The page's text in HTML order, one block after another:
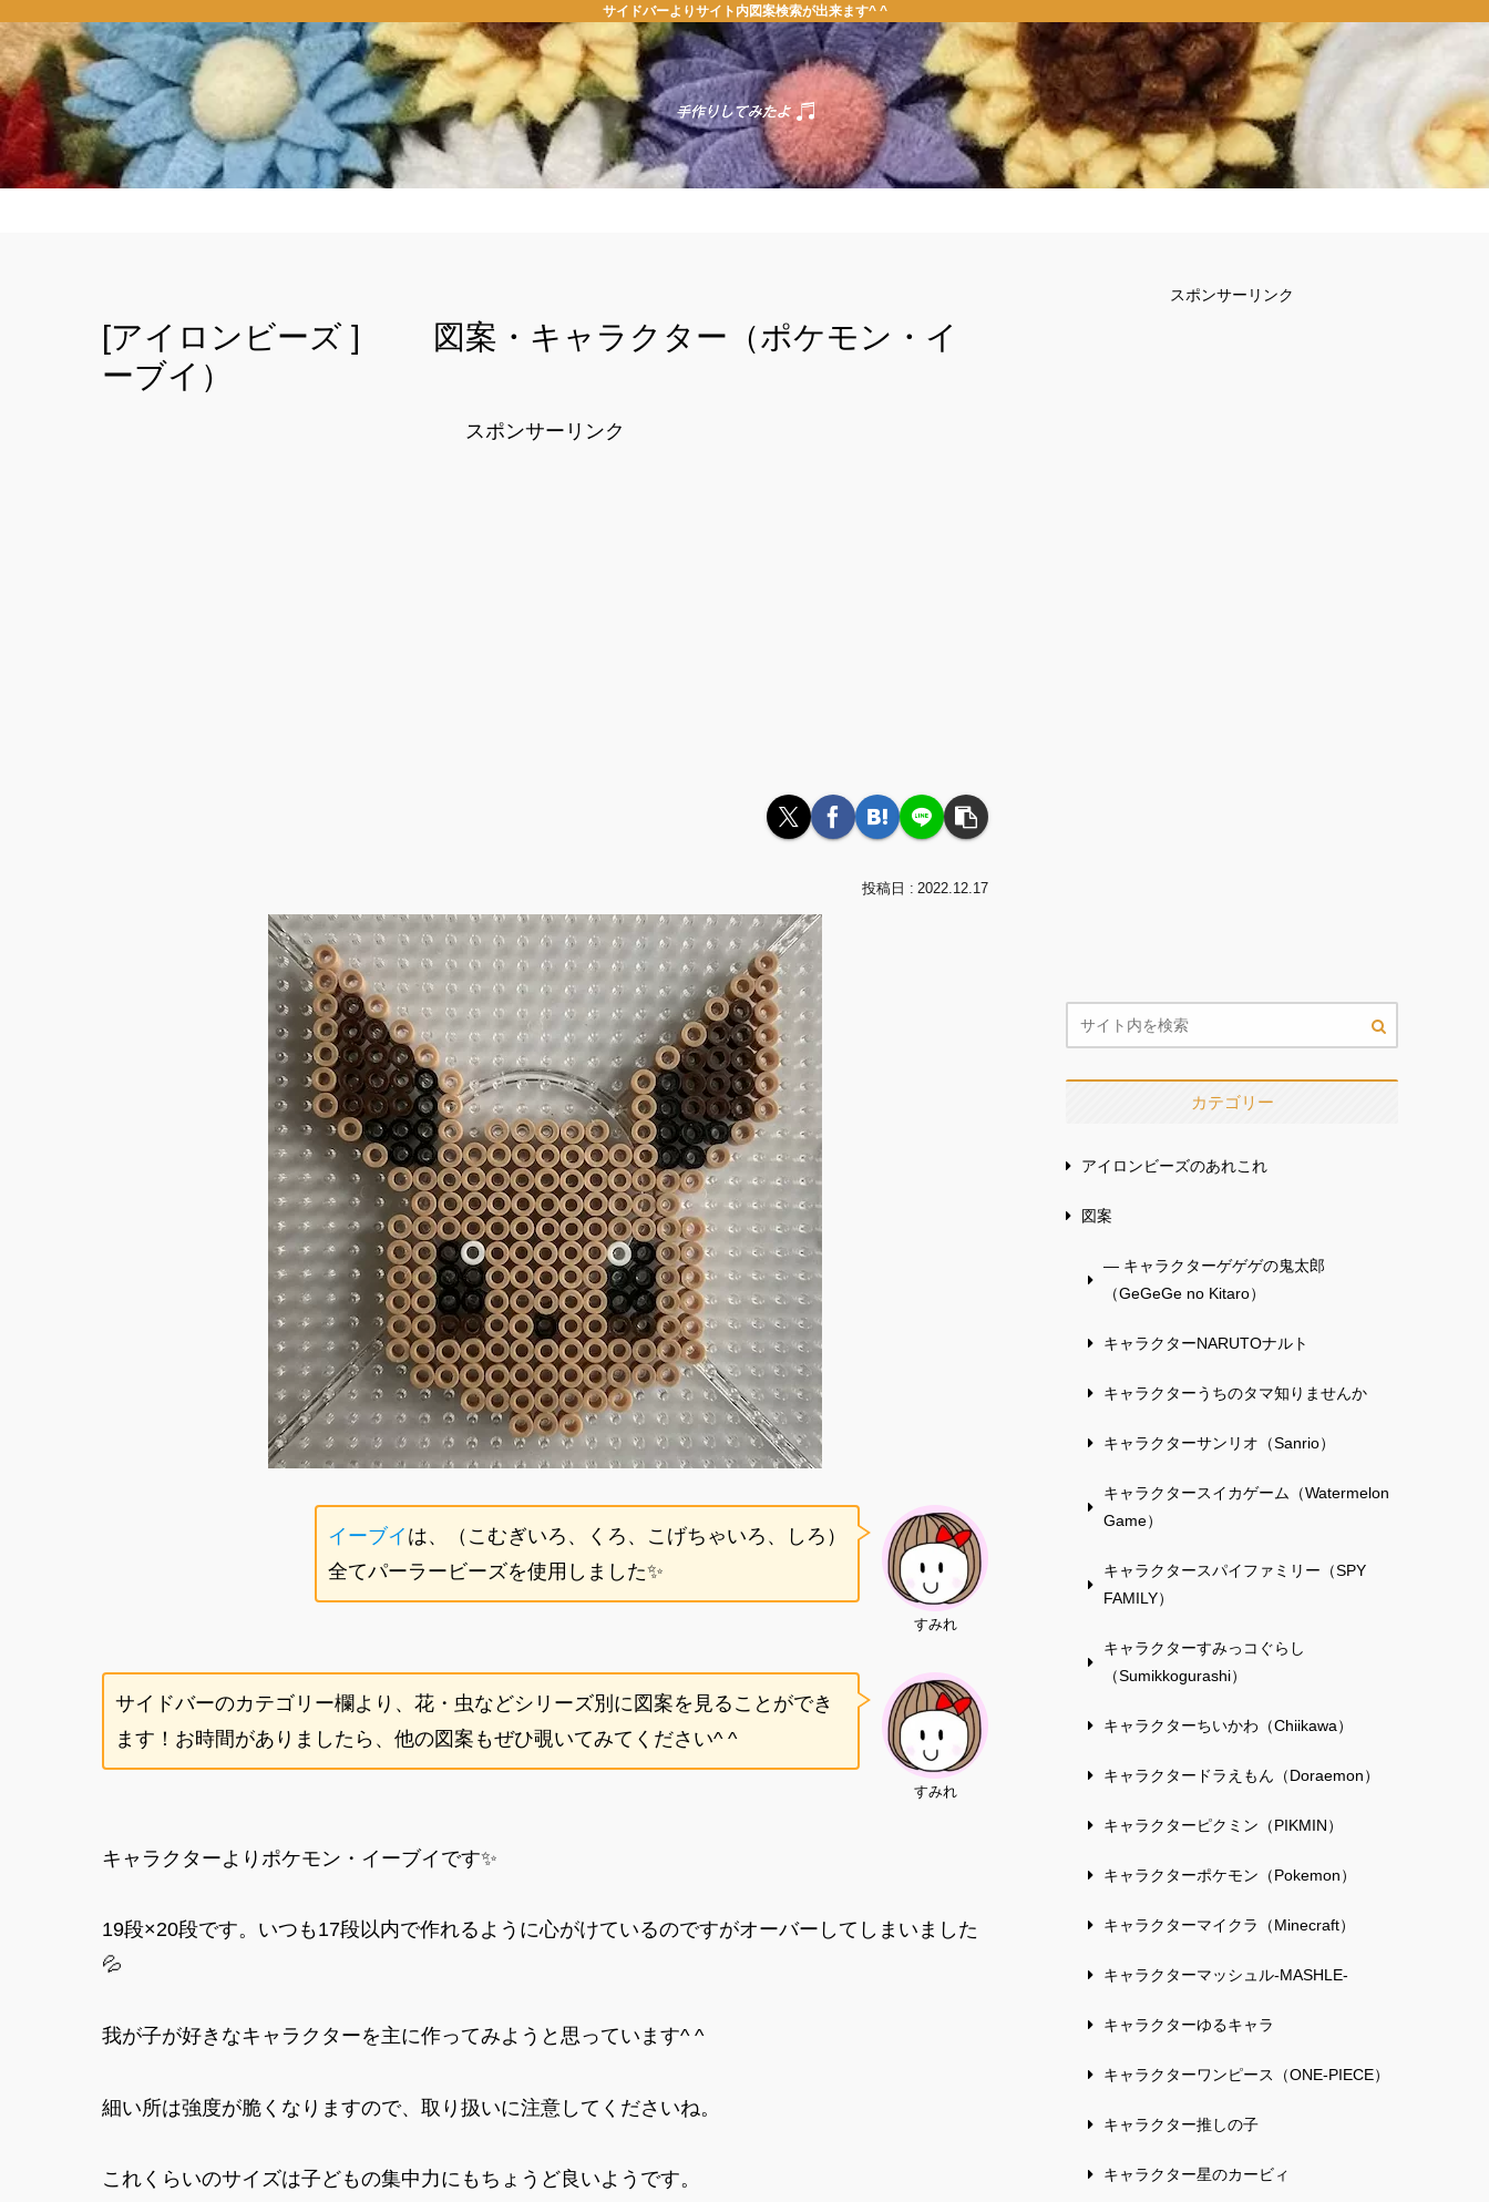
サイドバーよりサイト内図案検索が出来ます^ ^
[アイロンビーズ ] 図案・キャラクター（ポケモン・イ
ーブイ）
スポンサーリンク
2022.12.17
すみれ
イーブイ は、（こむぎいろ、くろ、こげちゃいろ、しろ）
全てパーラービーズを使用しました✨
すみれ
サイドバーのカテゴリー欄より、花・虫などシリーズ別に図案を見ることができ
ます！お時間がありましたら、他の図案もぜひ覗いてみてください^ ^
キャラクターよりポケモン・イーブイです✨
19段×20段です。いつも17段以内で作れるように心がけているのですがオーバーしてしまいました
💦
我が子が好きなキャラクターを主に作ってみようと思っています^ ^
細い所は強度が脆くなりますので、取り扱いに注意してくださいね。
これくらいのサイズは子どもの集中力にもちょうど良いようです。
スポンサーリンク
カテゴリー
アイロンビーズのあれこれ
図案
— キャラクターゲゲゲの鬼太郎
（GeGeGe no Kitaro）
キャラクターNARUTOナルト
キャラクターうちのタマ知りませんか
キャラクターサンリオ（Sanrio）
キャラクタースイカゲーム（Watermelon
Game）
キャラクタースパイファミリー（SPY
FAMILY）
キャラクターすみっコぐらし
（Sumikkogurashi）
キャラクターちいかわ（Chiikawa）
キャラクタードラえもん（Doraemon）
キャラクターピクミン（PIKMIN）
キャラクターポケモン（Pokemon）
キャラクターマイクラ（Minecraft）
キャラクターマッシュル-MASHLE-
キャラクターゆるキャラ
キャラクターワンピース（ONE-PIECE）
キャラクター推しの子
キャラクター星のカービィ